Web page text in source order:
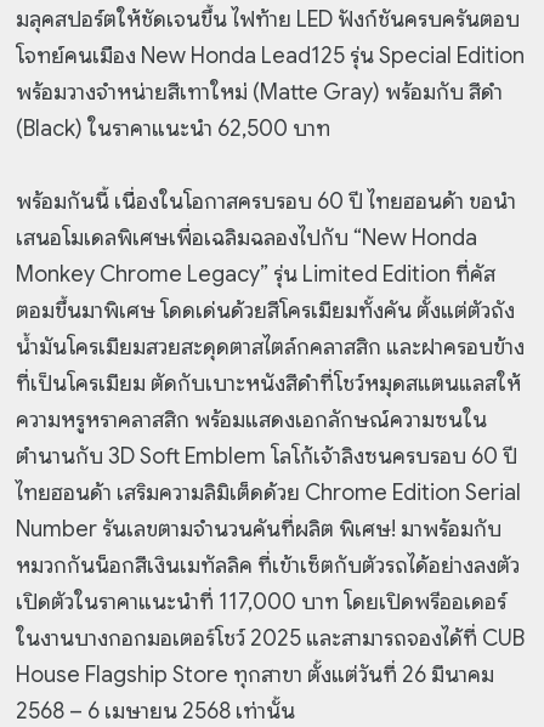
มลุคสปอร์ตให้ชัดเจนขึ้น ไฟท้าย LED ฟังก์ชันครบครันตอบ
โจทย์คนเมือง New Honda Lead125 รุ่น Special Edition
พร้อมวางจำหน่ายสีเทาใหม่ (Matte Gray) พร้อมกับ สีดำ
(Black) ในราคาแนะนำ 62,500 บาท
พร้อมกันนี้ เนื่องในโอกาสครบรอบ 60 ปี ไทยฮอนด้า ขอนำ
เสนอโมเดลพิเศษเพื่อเฉลิมฉลองไปกับ “New Honda
Monkey Chrome Legacy” รุ่น Limited Edition ที่คัส
ตอมขึ้นมาพิเศษ โดดเด่นด้วยสีโครเมียมทั้งคัน ตั้งแต่ตัวถัง
น้ำมันโครเมียมสวยสะดุดตาสไตล์กคลาสสิก และฝาครอบข้าง
ที่เป็นโครเมียม ตัดกับเบาะหนังสีดำที่โชว์หมุดสแตนแลสให้
ความหรูหราคลาสสิก พร้อมแสดงเอกลักษณ์ความซนใน
ตำนานกับ 3D Soft Emblem โลโก้เจ้าลิงซนครบรอบ 60 ปี
ไทยฮอนด้า เสริมความลิมิเต็ดด้วย Chrome Edition Serial
Number รันเลขตามจำนวนคันที่ผลิต พิเศษ! มาพร้อมกับ
หมวกกันน็อกสีเงินเมทัลลิค ที่เข้าเซ็ตกับตัวรถได้อย่างลงตัว
เปิดตัวในราคาแนะนำที่ 117,000 บาท โดยเปิดพรีออเดอร์
ในงานบางกอกมอเตอร์โชว์ 2025 และสามารถจองได้ที่ CUB
House Flagship Store ทุกสาขา ตั้งแต่วันที่ 26 มีนาคม
2568 – 6 เมษายน 2568 เท่านั้น